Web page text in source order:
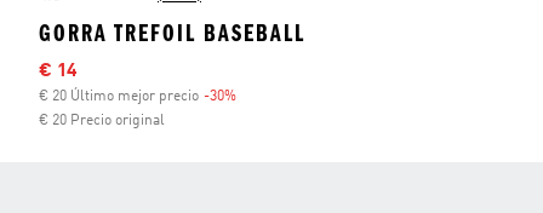
GORRA TREFOIL BASEBALL
Precio rebajado
€ 14
€ 20 Último mejor precio -30%
€ 20 Precio original